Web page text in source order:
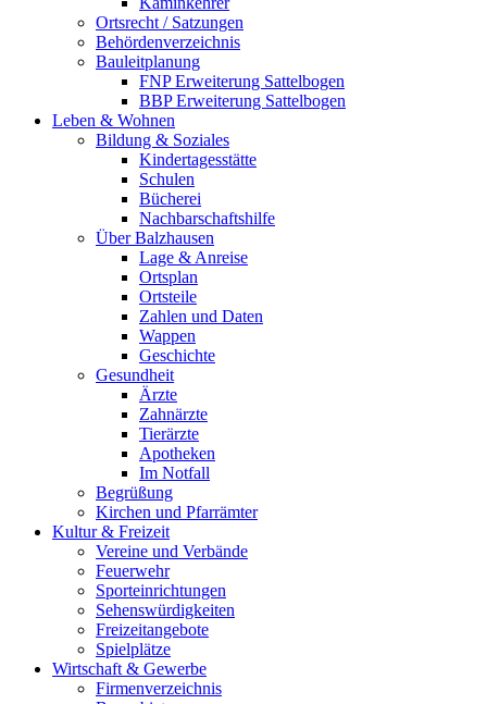
Ortsrecht / Satzungen
Behördenverzeichnis
Bauleitplanung
FNP Erweiterung Sattelbogen
BBP Erweiterung Sattelbogen
Leben & Wohnen
Bildung & Soziales
Kindertagesstätte
Schulen
Bücherei
Nachbarschaftshilfe
Über Balzhausen
Lage & Anreise
Ortsplan
Ortsteile
Zahlen und Daten
Wappen
Geschichte
Gesundheit
Ärzte
Zahnärzte
Tierärzte
Apotheken
Im Notfall
Begrüßung
Kirchen und Pfarrämter
Kultur & Freizeit
Vereine und Verbände
Feuerwehr
Sporteinrichtungen
Sehenswürdigkeiten
Freizeitangebote
Spielplätze
Wirtschaft & Gewerbe
Firmenverzeichnis